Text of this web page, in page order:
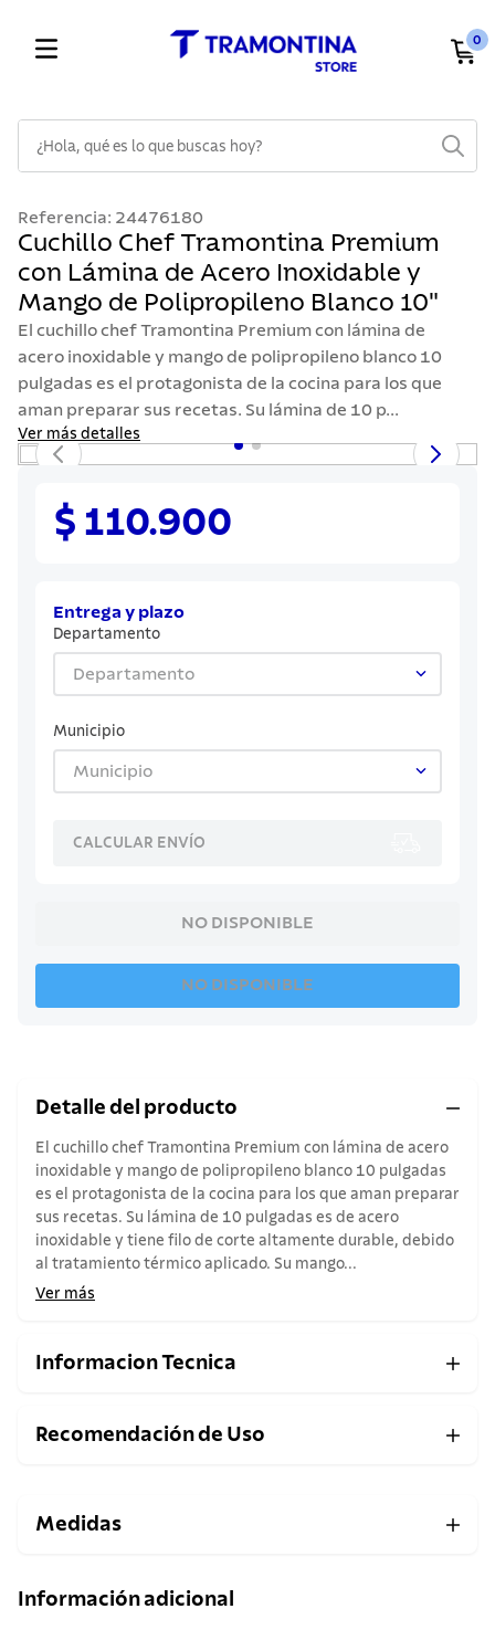
0
Referencia: 24476180
Cuchillo Chef Tramontina Premium
con Lámina de Acero Inoxidable y
Mango de Polipropileno Blanco 10"
El cuchillo chef Tramontina Premium con lámina de
acero inoxidable y mango de polipropileno blanco 10
pulgadas es el protagonista de la cocina para los que
aman preparar sus recetas. Su lámina de 10 p...
Ver más detalles
$ 110.900
Entrega y plazo
Departamento
Departamento
Municipio
Municipio
CALCULAR ENVÍO
NO DISPONIBLE
NO DISPONIBLE
Detalle del producto
El cuchillo chef Tramontina Premium con lámina de acero
inoxidable y mango de polipropileno blanco 10 pulgadas
es el protagonista de la cocina para los que aman preparar
sus recetas. Su lámina de 10 pulgadas es de acero
inoxidable y tiene filo de corte altamente durable, debido
al tratamiento térmico aplicado. Su mango...
Ver más
Informacion Tecnica
Recomendación de Uso
Medidas
Información adicional
1 .
cuchillos
2.
cubiertos
3.
sarten
lavaplatos
5.
ollas
acero inoxidable
sartenes
cuchillo